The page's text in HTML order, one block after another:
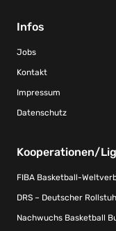
Infos
Jobs
Kontakt
Impressum
Datenschutz
Kooperationen/
FIBA Basketball-
DRS – Deutscher
Nachwuchs Basketball